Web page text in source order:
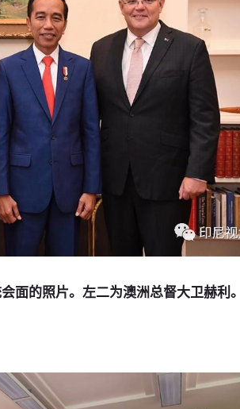
面的照片。左二为澳洲总督大卫赫利。